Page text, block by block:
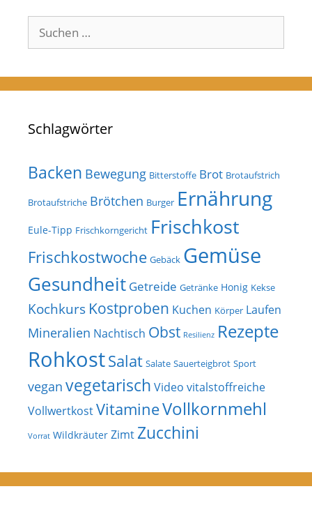
Suchen
nach:
Schlagwörter
Backen Bewegung Bitterstoffe Brot Brotaufstrich
Brotaufstriche Brötchen Burger Ernährung
Eule-Tipp Frischkorngericht Frischkost
Frischkostwoche Gebäck Gemüse
Gesundheit Getreide Getränke Honig Kekse
Kochkurs Kostproben Kuchen Körper Laufen
Mineralien Nachtisch Obst Resilienz Rezepte
RohkostSalat Salate Sauerteigbrot Sport
vegan vegetarisch Video vitalstoffreiche
VollwertkostVitamineVollkornmehl
Vorrat Wildkräuter Zimt Zucchini